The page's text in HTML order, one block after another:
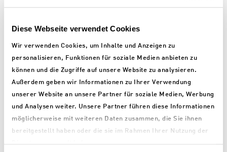
Diese Webseite verwendet Cookies
Wir verwenden Cookies, um Inhalte und Anzeigen zu
personalisieren, Funktionen für soziale Medien anbieten zu
können und die Zugriffe auf unsere Website zu analysieren.
Außerdem geben wir Informationen zu Ihrer Verwendung
unserer Website an unsere Partner für soziale Medien, Werbung
und Analysen weiter. Unsere Partner führen diese Informationen
möglicherweise mit weiteren Daten zusammen, die Sie ihnen
bereitgestellt haben oder die sie im Rahmen Ihrer Nutzung der
Bewerbung:
Anschreiben
Tabellarischer Lebenslauf
Lichtbild